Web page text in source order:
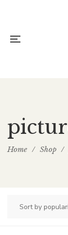
Home / Shop /